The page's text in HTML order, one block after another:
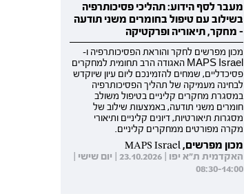
מעבר לסף הידוע: תהליכי פסיכותרפיה
בשילוב עם טיפול בחומרים משני תודעה
- מחקר, תיאוריה ופרקטיקה
מכון מפרשים לחקר והוראת הפסיכותרפיה ו-
MAPS Israel האגודה הרב תחומית למחקרים
פסיכדליים, שמחים להזמינכם ליום עיון שיוקדש
לבחינה מעמיקה של תהליך הפסיכותרפיה
במסגרת מחקרים קליניים בטיפול משולב
חומרים משני תודעה, באמצעות שילוב של
מסגרות תיאורטיות, דיונים קליניים ותיאורי
מקרה מפורטים ממחקרים קליניים.
מכון מפרשים, MAPS Israel
האקדמית ת"א יפו | 23.10.2026 | יום שישי |
08:30-14:00